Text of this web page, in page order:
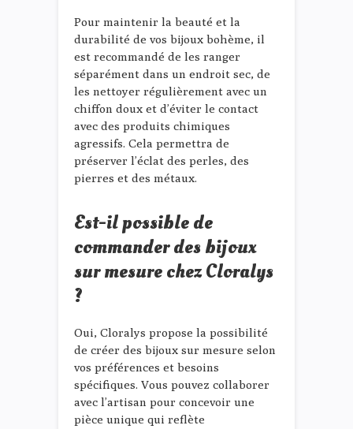
Pour maintenir la beauté et la
durabilité de vos bijoux bohème, il
est recommandé de les ranger
séparément dans un endroit sec, de
les nettoyer régulièrement avec un
chiffon doux et d’éviter le contact
avec des produits chimiques
agressifs. Cela permettra de
préserver l’éclat des perles, des
pierres et des métaux.
Est-il possible de
commander des bijoux
sur mesure chez Cloralys
?
Oui, Cloralys propose la possibilité
de créer des bijoux sur mesure selon
vos préférences et besoins
spécifiques. Vous pouvez collaborer
avec l’artisan pour concevoir une
pièce unique qui reflète